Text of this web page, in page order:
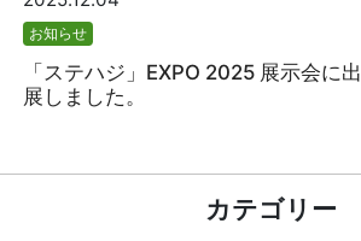
お知らせ
「ステハジ」EXPO 2025 展示会に出
展しました。
カテゴリー